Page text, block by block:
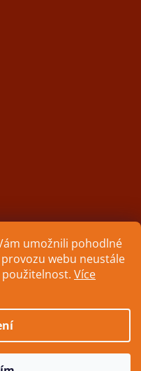
umožnili pohodlné
webu neustále
použitelnost. Více
TOPENÍ. Všechna